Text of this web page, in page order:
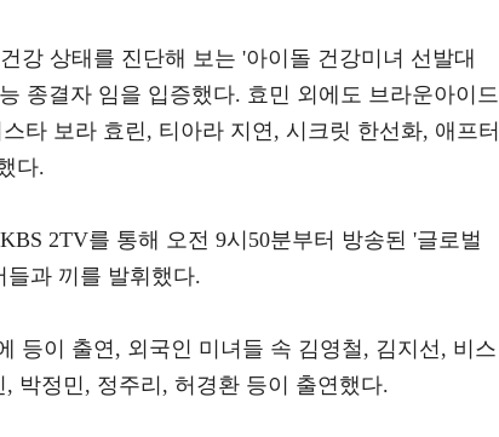
강 상태를 진단해 보는 '아이돌 건강미녀 선발대
종결자 임을 입증했다. 효민 외에도 브라운아이드
타 보라 효린, 티아라 지연, 시크릿 한선화, 애프터
다.
2TV를 통해 오전 9시50분부터 방송된 '글로벌
과 끼를 발휘했다.
등이 출연, 외국인 미녀들 속 김영철, 김지선, 비스
박정민, 정주리, 허경환 등이 출연했다.